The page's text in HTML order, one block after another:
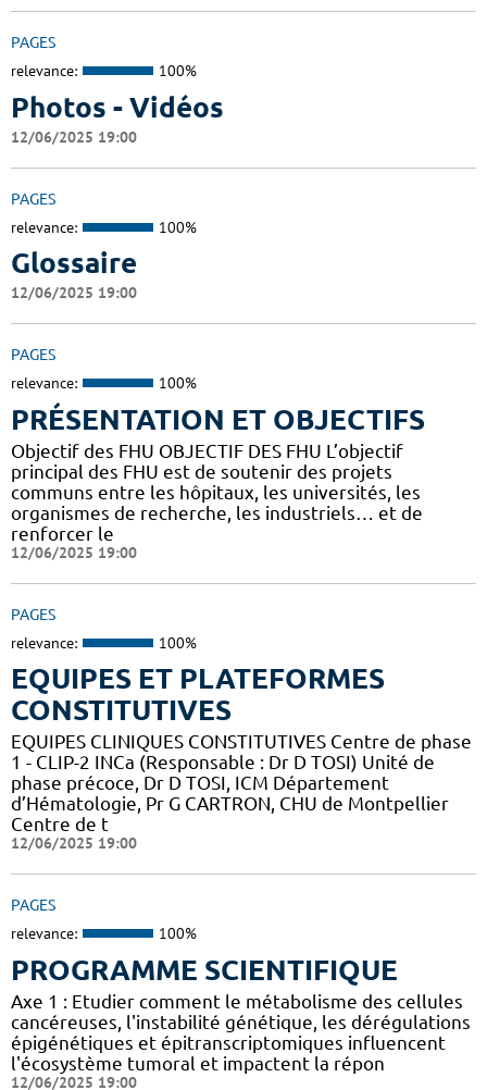
PAGES
relevance: 100%
Photos - Vidéos
12/06/2025 19:00
PAGES
relevance: 100%
Glossaire
12/06/2025 19:00
PAGES
relevance: 100%
PRÉSENTATION ET OBJECTIFS
Objectif des FHU OBJECTIF DES FHU L’objectif
principal des FHU est de soutenir des projets
communs entre les hôpitaux, les universités, les
organismes de recherche, les industriels… et de
renforcer le
12/06/2025 19:00
PAGES
relevance: 100%
EQUIPES ET PLATEFORMES
CONSTITUTIVES
EQUIPES CLINIQUES CONSTITUTIVES Centre de phase
1 - CLIP-2 INCa (Responsable : Dr D TOSI) Unité de
phase précoce, Dr D TOSI, ICM Département
d’Hématologie, Pr G CARTRON, CHU de Montpellier
Centre de t
12/06/2025 19:00
PAGES
relevance: 100%
PROGRAMME SCIENTIFIQUE
Axe 1 : Etudier comment le métabolisme des cellules
cancéreuses, l'instabilité génétique, les dérégulations
épigénétiques et épitranscriptomiques influencent
l'écosystème tumoral et impactent la répon
12/06/2025 19:00